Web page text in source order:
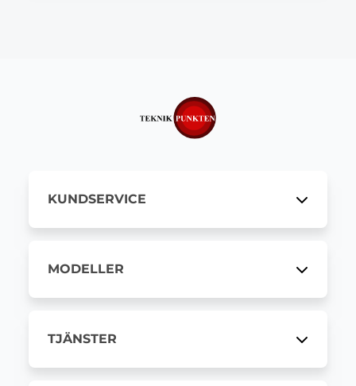
KUNDSERVICE
MODELLER
TJÄNSTER